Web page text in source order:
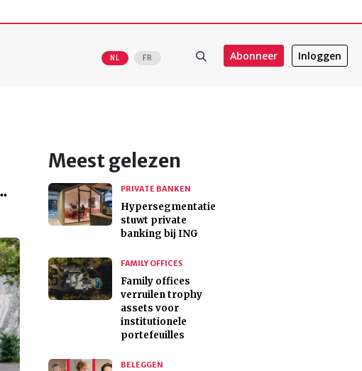
NL FR Abonneer Inloggen
Meest gelezen
PRIVATE BANKEN
Hypersegmentatie
stuwt private
banking bij ING
FAMILY OFFICES
Family offices
verruilen trophy
assets voor
institutionele
portefeuilles
BELEGGEN